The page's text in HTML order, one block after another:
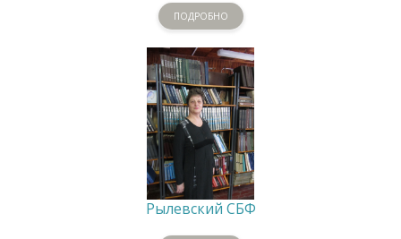
ПОДРОБНО
Рылевский СБФ